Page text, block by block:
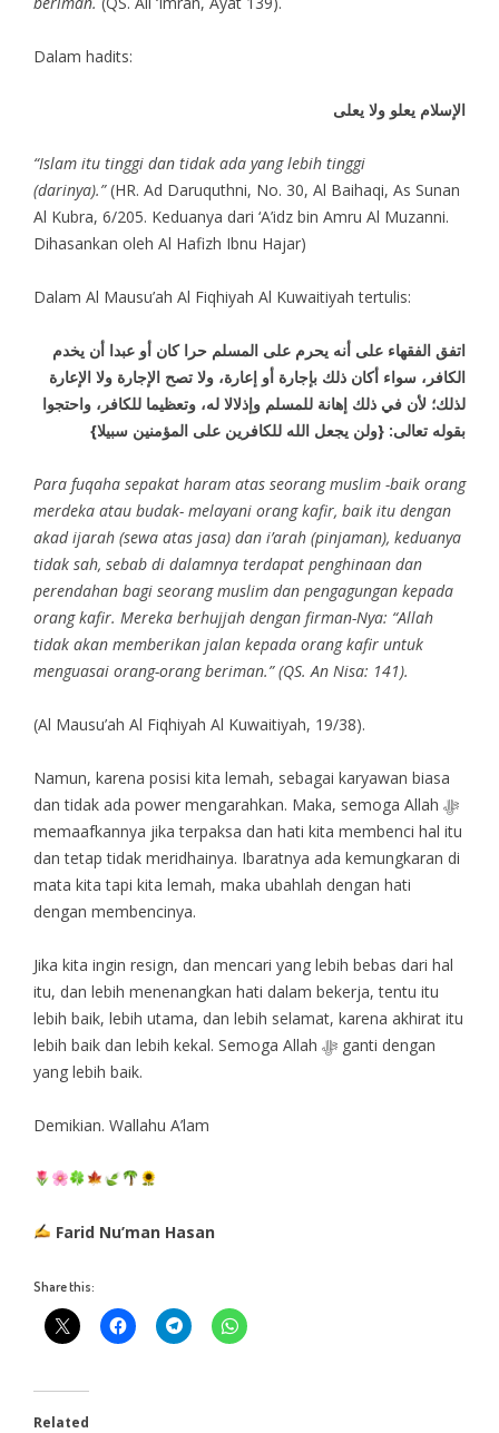
Dalam hadits:
الإسلام يعلو ولا يعلى
“Islam itu tinggi dan tidak ada yang lebih tinggi
(darinya).”(HR. Ad Daruquthni, No. 30, Al Baihaqi, As Sunan
Al Kubra, 6/205. Keduanya dari ‘A’idz bin Amru Al Muzanni.
Dihasankan oleh Al Hafizh Ibnu Hajar)
Dalam Al Mausu’ah Al Fiqhiyah Al Kuwaitiyah tertulis:
اتفق الفقهاء على أنه يحرم على المسلم حرا كان أو عبدا أن يخدم
الكافر، سواء أكان ذلك بإجارة أو إعارة، ولا تصح الإجارة ولا الإعارة
لذلك؛ لأن في ذلك إهانة للمسلم وإذلالا له، وتعظيما للكافر، واحتجوا
بقوله تعالى: {ولن يجعل الله للكافرين على المؤمنين سبيلا}
Para fuqaha sepakat haram atas seorang muslim -baik orang
merdeka atau budak- melayani orang kafir, baik itu dengan
akad ijarah (sewa atas jasa) dan i’arah (pinjaman), keduanya
tidak sah, sebab di dalamnya terdapat penghinaan dan
perendahan bagi seorang muslim dan pengagungan kepada
orang kafir. Mereka berhujjah dengan firman-Nya: “Allah
tidak akan memberikan jalan kepada orang kafir untuk
menguasai orang-orang beriman.” (QS. An Nisa: 141).
(Al Mausu’ah Al Fiqhiyah Al Kuwaitiyah, 19/38).
Namun, karena posisi kita lemah, sebagai karyawan biasa
dan tidak ada power mengarahkan. Maka, semoga Allah ﷻ
memaafkannya jika terpaksa dan hati kita membenci hal itu
dan tetap tidak meridhainya. Ibaratnya ada kemungkaran di
mata kita tapi kita lemah, maka ubahlah dengan hati
dengan membencinya.
Jika kita ingin resign, dan mencari yang lebih bebas dari hal
itu, dan lebih menenangkan hati dalam bekerja, tentu itu
lebih baik, lebih utama, dan lebih selamat, karena akhirat itu
lebih baik dan lebih kekal. Semoga Allah ﷻ ganti dengan
yang lebih baik.
Demikian. Wallahu A’lam
Farid Nu’man Hasan
Share this:
Related